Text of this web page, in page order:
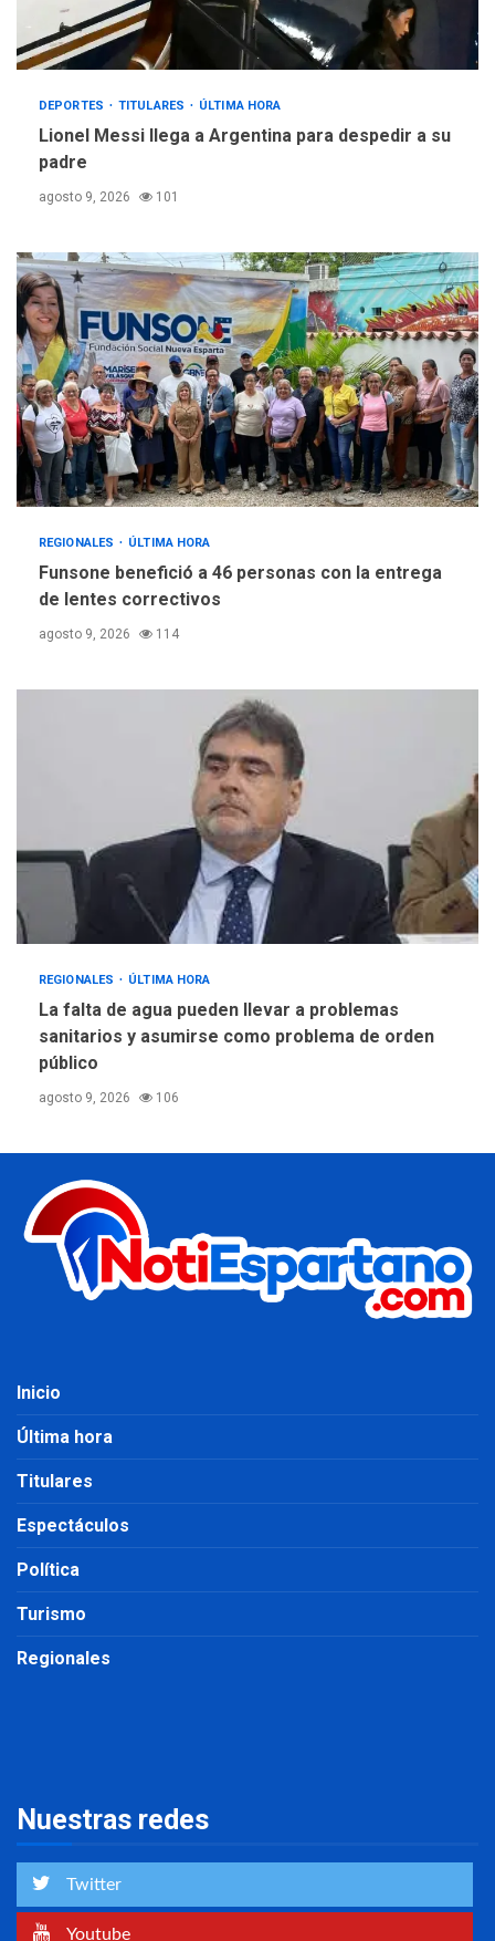
DEPORTES TITULARES ÚLTIMA HORA
Lionel Messi llega a Argentina para despedir a su
padre
agosto 9, 2026 101
REGIONALES ÚLTIMA HORA
Funsone benefició a 46 personas con la entrega
de lentes correctivos
agosto 9, 2026 114
REGIONALES ÚLTIMA HORA
La falta de agua pueden llevar a problemas
sanitarios y asumirse como problema de orden
público
agosto 9, 2026 106
Inicio
Última hora
Titulares
Espectáculos
Política
Turismo
Regionales
Nuestras redes
Twitter
Youtube